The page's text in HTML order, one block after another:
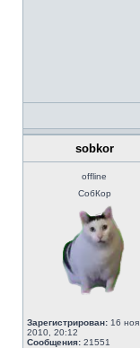
sobkor
offline
СобКор
Зарегистрирован: 16 ноя,
2010, 20:12
Сообщения: 21551